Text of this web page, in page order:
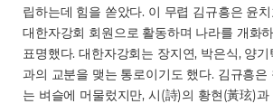
립하는데 힘을 쏟았다. 이 무렵 김규흥은 윤
대한자강회 회원으로 활동하며 나라를 개화
표명했다. 대한자강회는 장지연, 박은식, 양
과의 교분을 맺는 통로이기도 했다. 김규흥은
는 벼슬에 머물렀지만, 시(詩)의 황현(黃玹)